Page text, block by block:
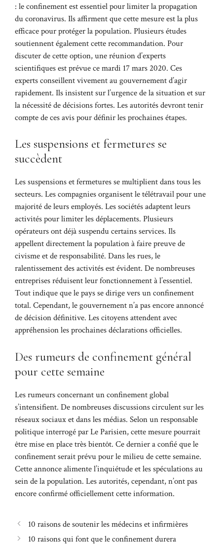
: le confinement est essentiel pour limiter la propagation
du coronavirus. Ils affirment que cette mesure est la plus
efficace pour protéger la population. Plusieurs études
soutiennent également cette recommandation. Pour
discuter de cette option, une réunion d’experts
scientifiques est prévue ce mardi 17 mars 2020. Ces
experts conseillent vivement au gouvernement d’agir
rapidement. Ils insistent sur l’urgence de la situation et sur
la nécessité de décisions fortes. Les autorités devront tenir
compte de ces avis pour définir les prochaines étapes.
Les suspensions et fermetures se
succèdent
Les suspensions et fermetures se multiplient dans tous les
secteurs. Les compagnies organisent le télétravail pour une
majorité de leurs employés. Les sociétés adaptent leurs
activités pour limiter les déplacements. Plusieurs
opérateurs ont déjà suspendu certains services. Ils
appellent directement la population à faire preuve de
civisme et de responsabilité. Dans les rues, le
ralentissement des activités est évident. De nombreuses
entreprises réduisent leur fonctionnement à l’essentiel.
Tout indique que le pays se dirige vers un confinement
total. Cependant, le gouvernement n’a pas encore annoncé
de décision définitive. Les citoyens attendent avec
appréhension les prochaines déclarations officielles.
Des rumeurs de confinement général
pour cette semaine
Les rumeurs concernant un confinement global
s’intensifient. De nombreuses discussions circulent sur les
réseaux sociaux et dans les médias. Selon un responsable
politique interrogé par Le Parisien, cette mesure pourrait
être mise en place très bientôt. Ce dernier a confié que le
confinement serait prévu pour le milieu de cette semaine.
Cette annonce alimente l’inquiétude et les spéculations au
sein de la population. Les autorités, cependant, n’ont pas
encore confirmé officiellement cette information.
10 raisons de soutenir les médecins et infirmières
10 raisons qui font que le confinement durera